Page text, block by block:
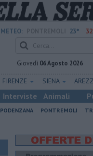
METEO: 23°
Giovedì 06 Agosto 2026
FIRENZE SIENA
Interviste Animali
PODENZANA PONTREMOLI